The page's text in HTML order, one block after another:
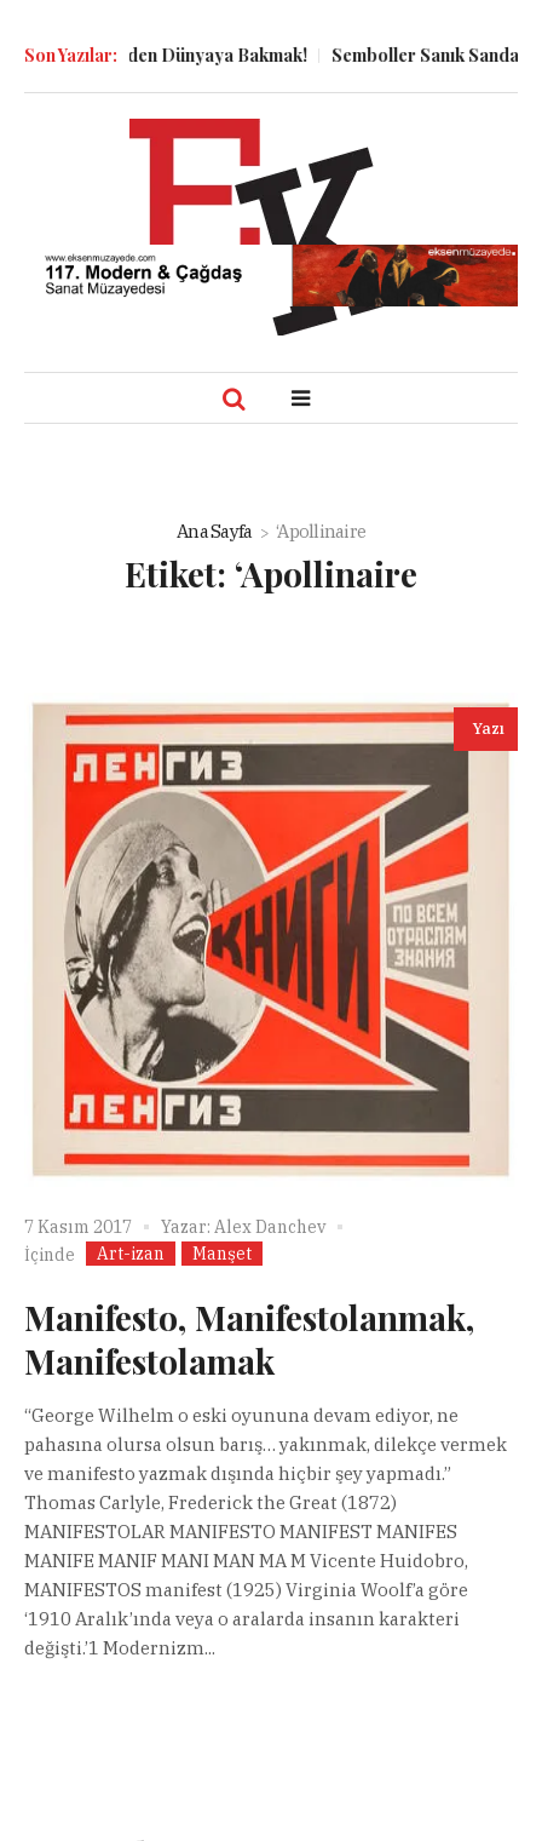
Son Yazılar:
Kuyu Dibinden Dünyaya Bakmak! Semboller Sanık
Ana Sayfa ‘Apollinaire
Etiket: ‘Apollinaire
Yazı
7 Kasım 2017 Yazar: Alex Danchev
İçinde
Art-izan Manşet
Manifesto, Manifestolanmak,
Manifestolamak
“George Wilhelm o eski oyununa devam ediyor, ne
pahasına olursa olsun barış… yakınmak, dilekçe vermek
ve manifesto yazmak dışında hiçbir şey yapmadı.”
Thomas Carlyle, Frederick the Great (1872)
MANIFESTOLAR MANIFESTO MANIFEST MANIFES
MANIFE MANIF MANI MAN MA M Vicente Huidobro,
MANIFESTOS manifest (1925) Virginia Woolf’a göre
‘1910 Aralık’ında veya o aralarda insanın karakteri
değişti.’1 Modernizm...